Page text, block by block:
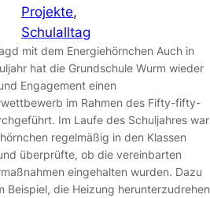
Projekte
Schulalltag
mit dem Energiehörnchen Auch in
hat die Grundschule Wurm wieder
Engagement einen
im Rahmen des Fifty-fifty-
Im Laufe des Schuljahres war
regelmäßig in den Klassen
überprüfte, ob die vereinbarten
eingehalten wurden. Dazu
Beispiel, die Heizung herunterzudrehen